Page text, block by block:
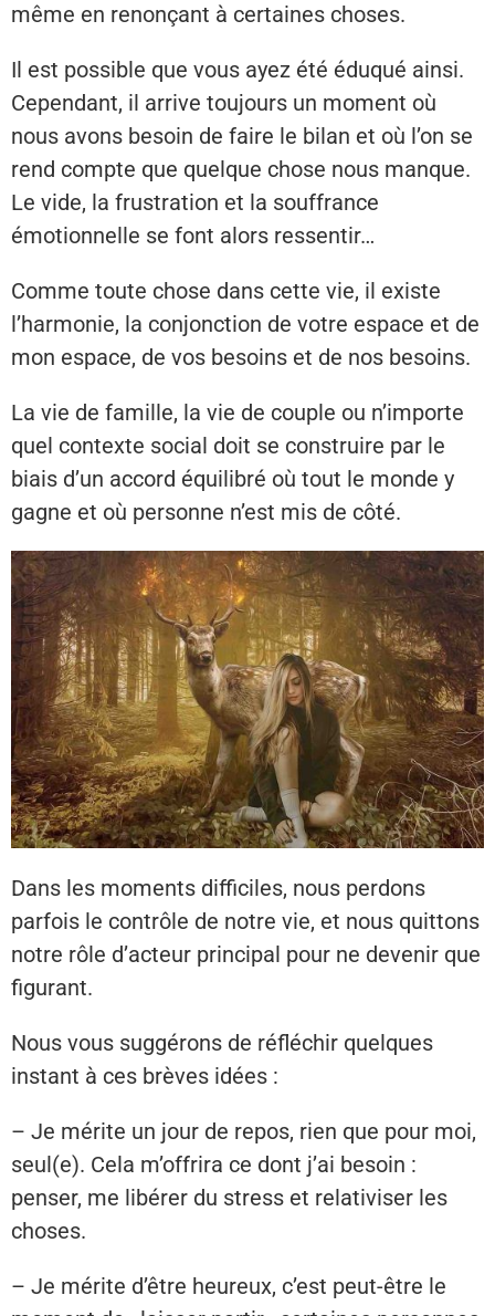
même en renonçant à certaines choses.
Il est possible que vous ayez été éduqué ainsi.
Cependant, il arrive toujours un moment où
nous avons besoin de faire le bilan et où l’on se
rend compte que quelque chose nous manque.
Le vide, la frustration et la souffrance
émotionnelle se font alors ressentir…
Comme toute chose dans cette vie, il existe
l’harmonie, la conjonction de votre espace et de
mon espace, de vos besoins et de nos besoins.
La vie de famille, la vie de couple ou n’importe
quel contexte social doit se construire par le
biais d’un accord équilibré où tout le monde y
gagne et où personne n’est mis de côté.
Dans les moments difficiles, nous perdons
parfois le contrôle de notre vie, et nous quittons
notre rôle d’acteur principal pour ne devenir que
figurant.
Nous vous suggérons de réfléchir quelques
instant à ces brèves idées :
– Je mérite un jour de repos, rien que pour moi,
seul(e). Cela m’offrira ce dont j’ai besoin :
penser, me libérer du stress et relativiser les
choses.
– Je mérite d’être heureux, c’est peut-être le